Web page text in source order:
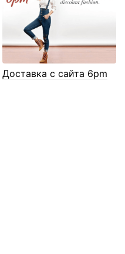
Доставка с сайта 6pm